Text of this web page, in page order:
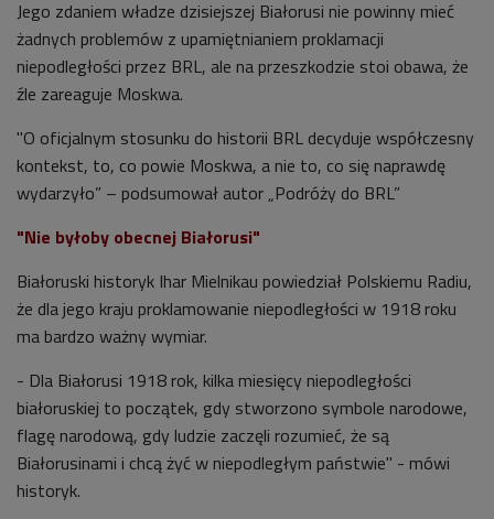
Jego zdaniem władze dzisiejszej Białorusi nie powinny mieć
żadnych problemów z upamiętnianiem proklamacji
niepodległości przez BRL, ale na przeszkodzie stoi obawa, że
źle zareaguje Moskwa.
"O oficjalnym stosunku do historii BRL decyduje współczesny
kontekst, to, co powie Moskwa, a nie to, co się naprawdę
wydarzyło” – podsumował autor „Podróży do BRL”
"Nie byłoby obecnej Białorusi"
Białoruski historyk Ihar Mielnikau powiedział Polskiemu Radiu,
że dla jego kraju proklamowanie niepodległości w 1918 roku
ma bardzo ważny wymiar.
- Dla Białorusi 1918 rok, kilka miesięcy niepodległości
białoruskiej to początek, gdy stworzono symbole narodowe,
flagę narodową, gdy ludzie zaczęli rozumieć, że są
Białorusinami i chcą żyć w niepodległym państwie" - mówi
historyk.